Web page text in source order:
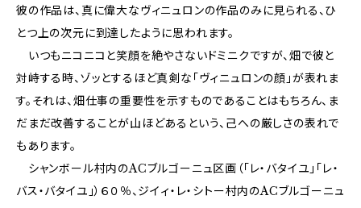
彼の作品は、真に偉大なヴィニュロンの作品のみに見られる、ひ
とつ上の次元に到達したように思われます。
いつもニコニコと笑顔を絶やさないドミニクですが、畑で彼と
対峙する時、ゾッとするほど真剣な「ヴィニュロンの顔」が表れま
す。それは、畑仕事の重要性を示すものであることはもちろん、ま
だまだ改善することが山ほどあるという、己への厳しさの表れで
もあります。
シャンボール村内のACブルゴーニュ区画（「レ・バタイユ」「レ・
バス・バタイユ」）６０％、ジイィ・レ・シトー村内のACブルゴーニュ